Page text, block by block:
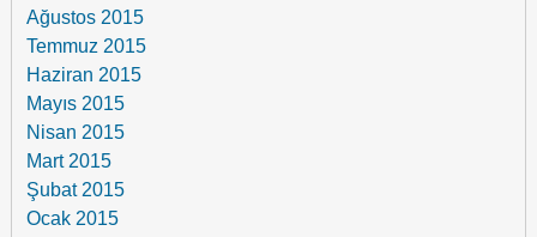
Ağustos 2015
Temmuz 2015
Haziran 2015
Mayıs 2015
Nisan 2015
Mart 2015
Şubat 2015
Ocak 2015